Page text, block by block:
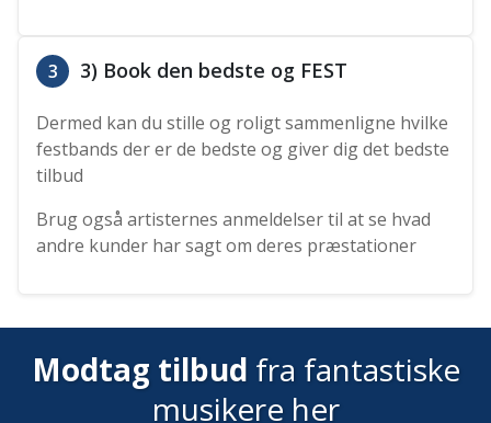
3 3) Book den bedste og FEST
Dermed kan du stille og roligt sammenligne hvilke
festbands der er de bedste og giver dig det bedste
tilbud
Brug også artisternes anmeldelser til at se hvad
andre kunder har sagt om deres præstationer
Modtag tilbud fra fantastiske
musikere her